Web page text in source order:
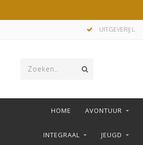
UITGEVERIJ L
HOME AVONTUUR
INTEGRAAL JEUGD